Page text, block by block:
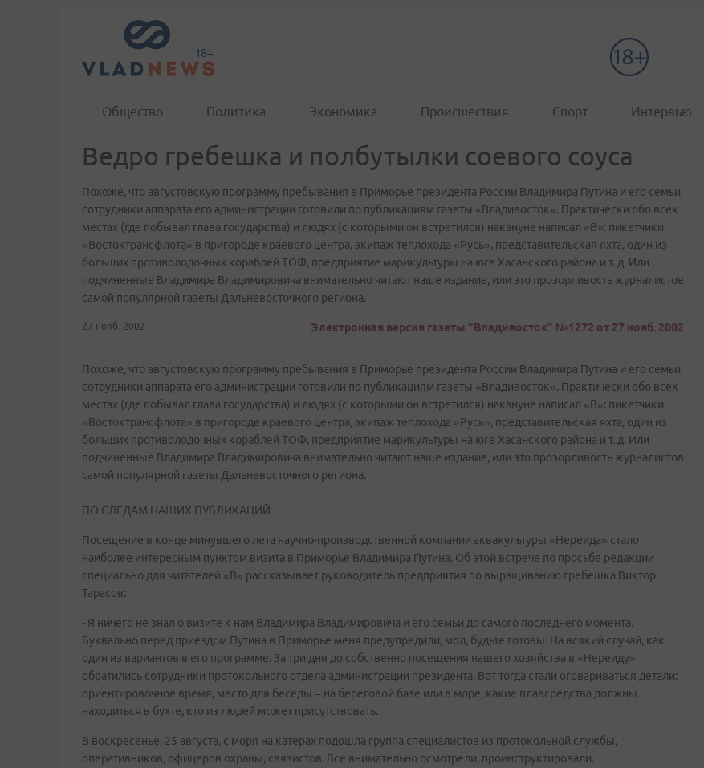
Общество Политика Экономика Происшествия Спорт Интервью
Ведро гребешка и полбутылки соевого соуса
Похоже, что августовскую программу пребывания в Приморье президента России Владимира Путина и его семьи
сотрудники аппарата его администрации готовили по публикациям газеты «Владивосток». Практически обо всех
местах (где побывал глава государства) и людях (с которыми он встретился) накануне написал «В»: пикетчики
«Востоктрансфлота» в пригороде краевого центра, экипаж теплохода «Русь», представительская яхта, один из
больших противолодочных кораблей ТОФ, предприятие марикультуры на юге Хасанского района и т. д. Или
подчиненные Владимира Владимировича внимательно читают наше издание, или это прозорливость журналистов
самой популярной газеты Дальневосточного региона.
27 нояб. 2002 Электронная версия газеты "Владивосток" №1272 от 27 нояб. 2002
Похоже, что августовскую программу пребывания в Приморье президента России Владимира Путина и его семьи
сотрудники аппарата его администрации готовили по публикациям газеты «Владивосток». Практически обо всех
местах (где побывал глава государства) и людях (с которыми он встретился) накануне написал «В»: пикетчики
«Востоктрансфлота» в пригороде краевого центра, экипаж теплохода «Русь», представительская яхта, один из
больших противолодочных кораблей ТОФ, предприятие марикультуры на юге Хасанского района и т. д. Или
подчиненные Владимира Владимировича внимательно читают наше издание, или это прозорливость журналистов
самой популярной газеты Дальневосточного региона.
ПО СЛЕДАМ НАШИХ ПУБЛИКАЦИЙ
Посещение в конце минувшего лета научно-производственной компании аквакультуры «Нереида» стало
наиболее интересным пунктом визита в Приморье Владимира Путина. Об этой встрече по просьбе редакции
специально для читателей «В» рассказывает руководитель предприятия по выращиванию гребешка Виктор
Тарасов:
- Я ничего не знал о визите к нам Владимира Владимировича и его семьи до самого последнего момента.
Буквально перед приездом Путина в Приморье меня предупредили, мол, будьте готовы. На всякий случай, как
один из вариантов в его программе. За три дня до собственно посещения нашего хозяйства в «Нереиду»
обратились сотрудники протокольного отдела администрации президента. Вот тогда стали оговариваться детали:
ориентировочное время, место для беседы – на береговой базе или в море, какие плавсредства должны
находиться в бухте, кто из людей может присутствовать.
В воскресенье, 25 августа, с моря на катерах подошла группа специалистов из протокольной службы,
оперативников, офицеров охраны, связистов. Все внимательно осмотрели, проинструктировали.